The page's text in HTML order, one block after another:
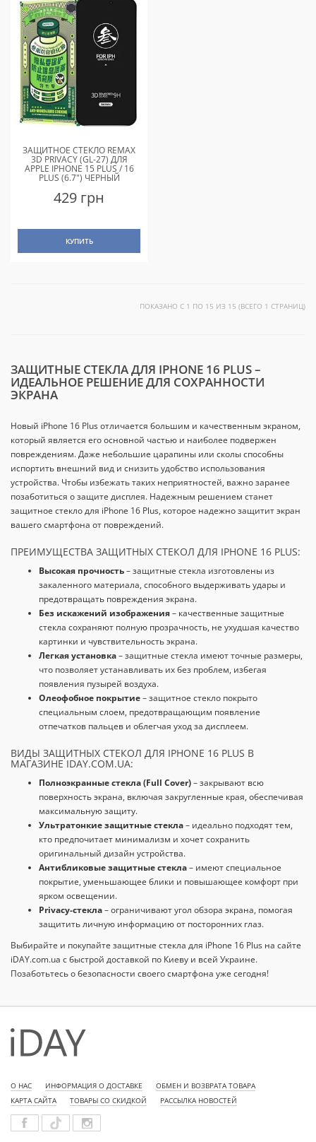
ЗАЩИТНОЕ СТЕКЛО REMAX
3D PRIVACY (GL-27) ДЛЯ
APPLE IPHONE 15 PLUS / 16
PLUS (6.7") ЧЕРНЫЙ
429 грн
КУПИТЬ
ПОКАЗАНО С 1 ПО 15 ИЗ 15 (ВСЕГО 1 СТРАНИЦ)
ЗАЩИТНЫЕ СТЕКЛА ДЛЯ IPHONE 16 PLUS –
ИДЕАЛЬНОЕ РЕШЕНИЕ ДЛЯ СОХРАННОСТИ
ЭКРАНА
Новый iPhone 16 Plus отличается большим и качественным экраном,
который является его основной частью и наиболее подвержен
повреждениям. Даже небольшие царапины или сколы способны
испортить внешний вид и снизить удобство использования
устройства. Чтобы избежать таких неприятностей, важно заранее
позаботиться о защите дисплея. Надежным решением станет
защитное стекло для iPhone 16 Plus, которое надежно защитит экран
вашего смартфона от повреждений.
ПРЕИМУЩЕСТВА ЗАЩИТНЫХ СТЕКОЛ ДЛЯ IPHONE 16 PLUS:
Высокая прочность– защитные стекла изготовлены из
закаленного материала, способного выдерживать удары и
предотвращать повреждения экрана.
Без искажений изображения– качественные защитные
стекла сохраняют полную прозрачность, не ухудшая качество
картинки и чувствительность экрана.
Легкая установка– защитные стекла имеют точные размеры,
что позволяет устанавливать их без проблем, избегая
появления пузырей воздуха.
Олеофобное покрытие– защитное стекло покрыто
специальным слоем, предотвращающим появление
отпечатков пальцев и облегчая уход за дисплеем.
ВИДЫ ЗАЩИТНЫХ СТЕКОЛ ДЛЯ IPHONE 16 PLUS В
МАГАЗИНЕ IDAY.COM.UA:
Полноэкранные стекла (Full Cover)– закрывают всю
поверхность экрана, включая закругленные края, обеспечивая
максимальную защиту.
Ультратонкие защитные стекла– идеально подходят тем,
кто предпочитает минимализм и хочет сохранить
оригинальный дизайн устройства.
Антибликовые защитные стекла– имеют специальное
покрытие, уменьшающее блики и повышающее комфорт при
ярком освещении.
Privacy-стекла– ограничивают угол обзора экрана, помогая
защитить личную информацию от посторонних глаз.
Выбирайте и покупайте защитные стекла для iPhone 16 Plus на сайте
iDAY.com.ua с быстрой доставкой по Киеву и всей Украине.
Позаботьтесь о безопасности своего смартфона уже сегодня!
О НАС ИНФОРМАЦИЯ О ДОСТАВКЕ
ОБМЕН И ВОЗВРАТА ТОВАРА
КАРТА САЙТА
ТОВАРЫ СО СКИДКОЙ РАССЫЛКА НОВОСТЕЙ